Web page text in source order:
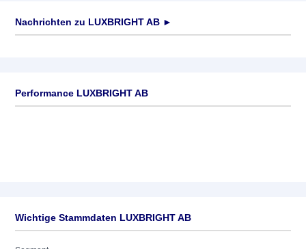
Nachrichten zu LUXBRIGHT AB ►
Performance LUXBRIGHT AB
Wichtige Stammdaten LUXBRIGHT AB